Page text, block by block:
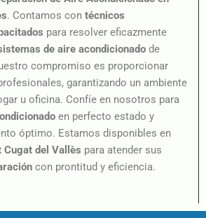
. Contamos con técnicos
para resolver eficazmente
de aire acondicionado de
compromiso es proporcionar
garantizando un ambiente
u oficina. Confíe en nosotros para
en perfecto estado y
óptimo. Estamos disponibles en
Cugat del Vallès para atender sus
con prontitud y eficiencia.